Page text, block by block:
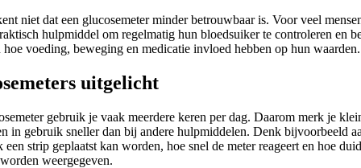
niet dat een glucosemeter minder betrouwbaar is. Voor veel
hulpmiddel om regelmatig hun bloedsuiker te controleren en
hoe voeding, beweging en medicatie invloed hebben op hun waarden.
uitgelicht
gebruik je vaak meerdere keren per dag. Daarom merk je
in gebruik sneller dan bij andere hulpmiddelen. Denk bijvoorbeeld
een strip geplaatst kan worden, hoe snel de meter reageert en hoe
weergegeven.